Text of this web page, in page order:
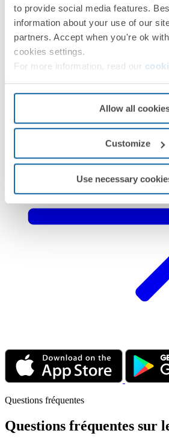
to provide social media features.
information about your use of our
partners. Accept when you're ok
cookies settings.
For more information, read our
Allow all
Customize
Use necessary
Questions fréquentes
Questions fréquentes sur